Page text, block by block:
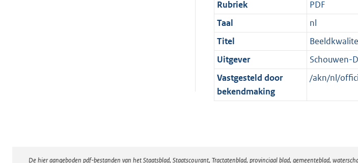
Rubriek
PDF
Taal
nl
Titel
Uitgever
Schouwen-
Vastgesteld door
bekendmaking
/akn/nl/
De hier aangeboden pdf-bestanden van het Staatsblad, Staatscourant, Tractatenblad, provinciaal blad, gemeenteblad,